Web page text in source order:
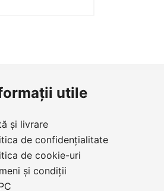
utile
și livrare
de confidențialitate
de cookie-uri
și condiții